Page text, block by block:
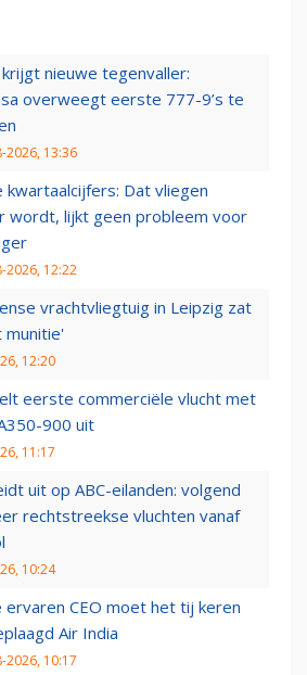
nieuwe tegenvaller:
overweegt eerste 777-9’s te
2026, 13:36
kwartaalcijfers: Dat vliegen
wordt, lijkt geen probleem voor
2026, 12:22
vrachtvliegtuig in Leipzig zat
munitie'
12:20
eerste commerciële vlucht met
900 uit
11:17
uit op ABC-eilanden: volgend
rechtstreekse vluchten vanaf
10:24
ervaren CEO moet het tij keren
Air India
2026, 10:17